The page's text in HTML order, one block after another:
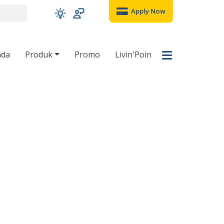
Apply Now
Produk Promo Livin'Poin